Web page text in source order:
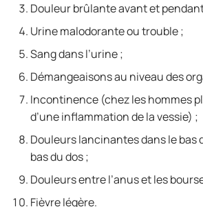
Douleur brûlante avant et
Urine malodorante ou trouble ;
Sang dans l’urine ;
Démangeaisons au niveau des
Incontinence (chez les hommes
d’une inflammation de la vessie) ;
Douleurs lancinantes dans le bas
bas du dos ;
Douleurs entre l’anus et les
Fièvre légère.